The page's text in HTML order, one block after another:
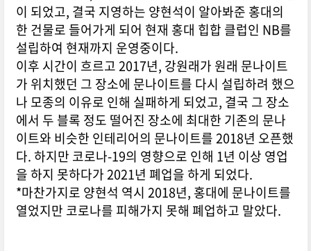
이 되었고, 결국 지영하는 양현석이 알아봐준 홍대의
한 건물로 들어가게 되어 현재 홍대 힙합 클럽인 NB를
설립하여 현재까지 운영중이다.
이후 시간이 흐르고 2017년, 강원래가 원래 문나이트
가 위치했던 그 장소에 문나이트를 다시 설립하려 했으
나 모종의 이유로 인해 실패하게 되었고, 결국 그 장소
에서 두 블록 정도 떨어진 장소에 최대한 기존의 문나
이트와 비슷한 인테리어의 문나이트를 2018년 오픈했
다. 하지만 코로나-19의 영향으로 인해 1년 이상 영업
을 하지 못하다가 2021년 폐업을 하게 되었다.
*마찬가지로 양현석 역시 2018년, 홍대에 문나이트를
열었지만 코로나를 피해가지 못해 폐업하고 말았다.